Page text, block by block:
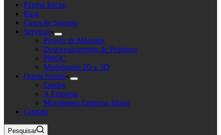
Página Inicial
Blog
Cases de Sucesso
Serviços
Projeto de Máquina
Desenvolvimento de Produtos
PMOC
Modelagem 2D e 3D
Quem Somos
Equipe
A Empresa
Movimento Empresa Júnior
Contato
Pesquisar